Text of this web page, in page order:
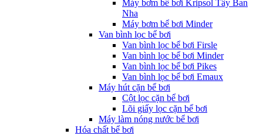
Máy bơm bể bơi Kripsol Tây Ban
Nha
Máy bơm bể bơi Minder
Van bình lọc bể bơi
Van bình lọc bể bơi Firsle
Van bình lọc bể bơi Minder
Van bình lọc bể bơi Pikes
Van bình lọc bể bơi Emaux
Máy hút cặn bể bơi
Cột lọc cặn bể bơi
Lõi giấy lọc cặn bể bơi
Máy làm nóng nước bể bơi
Hóa chất bể bơi